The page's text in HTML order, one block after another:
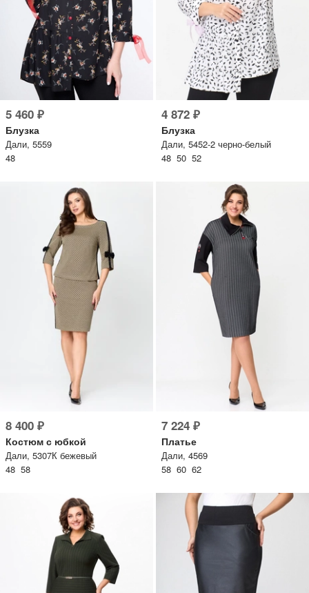
5 460 ₽
Блузка
Дали, 5559
48
4 872 ₽
Блузка
Дали, 5452-2 черно-белый
48 50 52
8 400 ₽
Костюм с юбкой
Дали, 5307К бежевый
48 58
7 224 ₽
Платье
Дали, 4569
58 60 62